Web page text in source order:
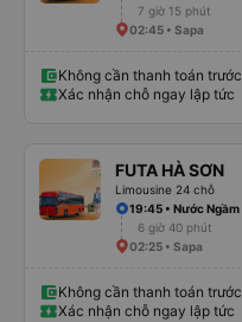
7 giờ 15 phút
02:45 • Sapa
Không cần thanh toán trước
Xác nhận chỗ ngay lập tức
FUTA HÀ SƠN
Limousine 24 chỗ
19:45 • Nước Ngầm
6 giờ 40 phút
02:25 • Sapa
Không cần thanh toán trước
Xác nhận chỗ ngay lập tức